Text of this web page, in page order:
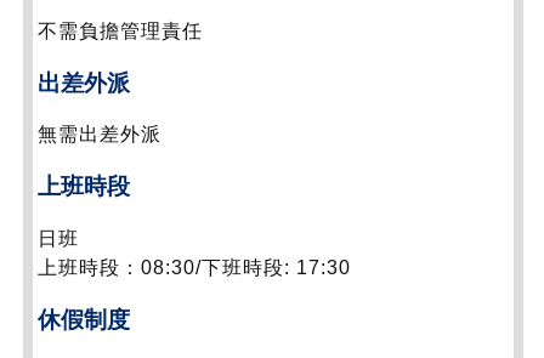
不需負擔管理責任
出差外派
無需出差外派
上班時段
日班
上班時段：08:30/下班時段: 17:30
休假制度